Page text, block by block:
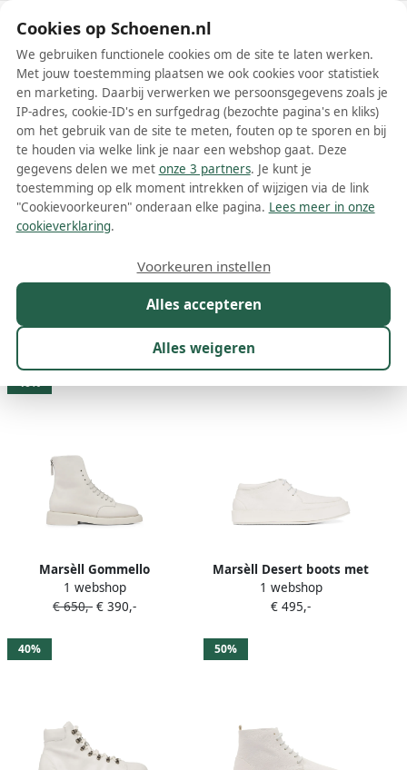
Schoenen.nl
Wis filters Alle filters
Witte Marsèll dames laarzen
Meer lezen
Kleur 1
14 resultaten:
40%
Marsèll Gommello
enkellaarzen met ronde
neus Wit
1 webshop
€ 650,- € 390,-
Marsèll Desert boots met
plateauzool Wit
1 webshop
€ 495,-
40% 50%
Cookies op Schoenen.nl
We gebruiken functionele cookies om de site te laten werken.
Met jouw toestemming plaatsen we ook cookies voor statistiek
en marketing. Daarbij verwerken we persoonsgegevens zoals je
IP-adres, cookie-ID's en surfgedrag (bezochte pagina's en kliks)
om het gebruik van de site te meten, fouten op te sporen en bij
te houden via welke link je naar een webshop gaat. Deze
gegevens delen we met onze 3 partners. Je kunt je
toestemming op elk moment intrekken of wijzigen via de link
"Cookievoorkeuren" onderaan elke pagina. Lees meer in onze
cookieverklaring.
Alles accepteren
Alles weigeren
Voorkeuren instellen